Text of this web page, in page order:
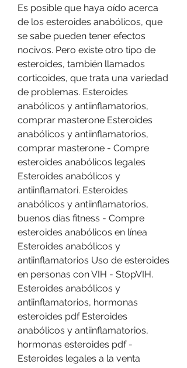
Es posible que haya oído acerca
de los esteroides anabólicos, que
se sabe pueden tener efectos
nocivos. Pero existe otro tipo de
esteroides, también llamados
corticoides, que trata una variedad
de problemas. Esteroides
anabólicos y antiinflamatorios,
comprar masterone Esteroides
anabólicos y antiinflamatorios,
comprar masterone - Compre
esteroides anabólicos legales
Esteroides anabólicos y
antiinflamatori. Esteroides
anabólicos y antiinflamatorios,
buenos dias fitness - Compre
esteroides anabólicos en línea
Esteroides anabólicos y
antiinflamatorios Uso de esteroides
en personas con VIH - StopVIH.
Esteroides anabólicos y
antiinflamatorios, hormonas
esteroides pdf Esteroides
anabólicos y antiinflamatorios,
hormonas esteroides pdf -
Esteroides legales a la venta